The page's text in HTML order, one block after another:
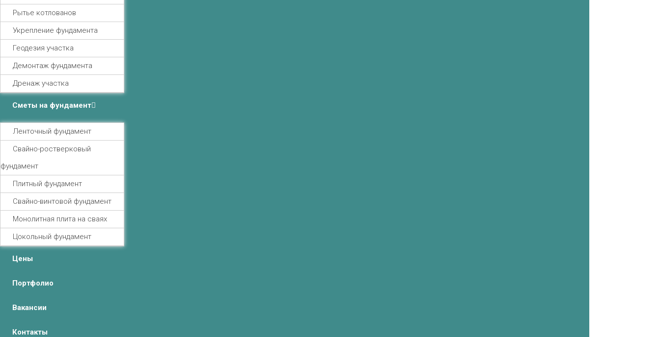
Рытье котлованов
Укрепление фундамента
Геодезия участка
Демонтаж фундамента
Дренаж участка
Сметы на фундамент
Ленточный фундамент
Свайно-ростверковый
фундамент
Плитный фундамент
Свайно-винтовой фундамент
Монолитная плита на сваях
Цокольный фундамент
Цены
Портфолио
Вакансии
Контакты